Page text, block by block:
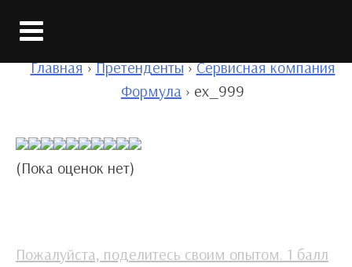
Главная › Претенденты › Сервисная компания
Формула › ex_999
(Пока оценок нет)
Пожалуйста, поделитесь своим опытом. 1 балл